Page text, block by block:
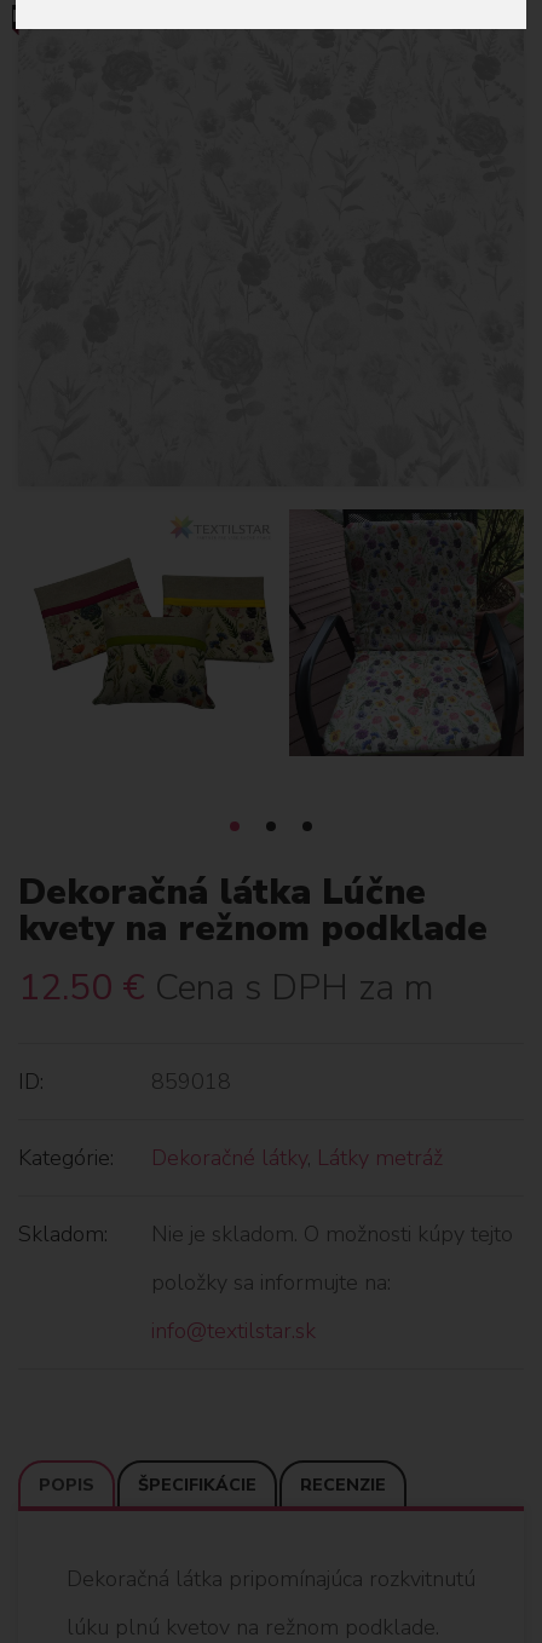
MOMENTÁLNE NIE JE NA SKLADE
Dekoračná látka Lúčne
kvety na režnom podklade
12.50 € Cena s DPH za m
ID: 859018
Kategórie: Dekoračné látky, Látky metráž
Skladom:
Nie je skladom. O možnosti kúpy tejto
položky sa informujte na:
info@textilstar.sk
POPIS ŠPECIFIKÁCIE RECENZIE
Dekoračná látka pripomínajúca rozkvitnutú
lúku plnú kvetov na režnom podklade.